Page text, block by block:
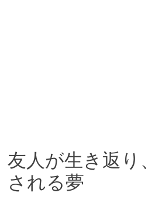
友人が生き返り
される夢